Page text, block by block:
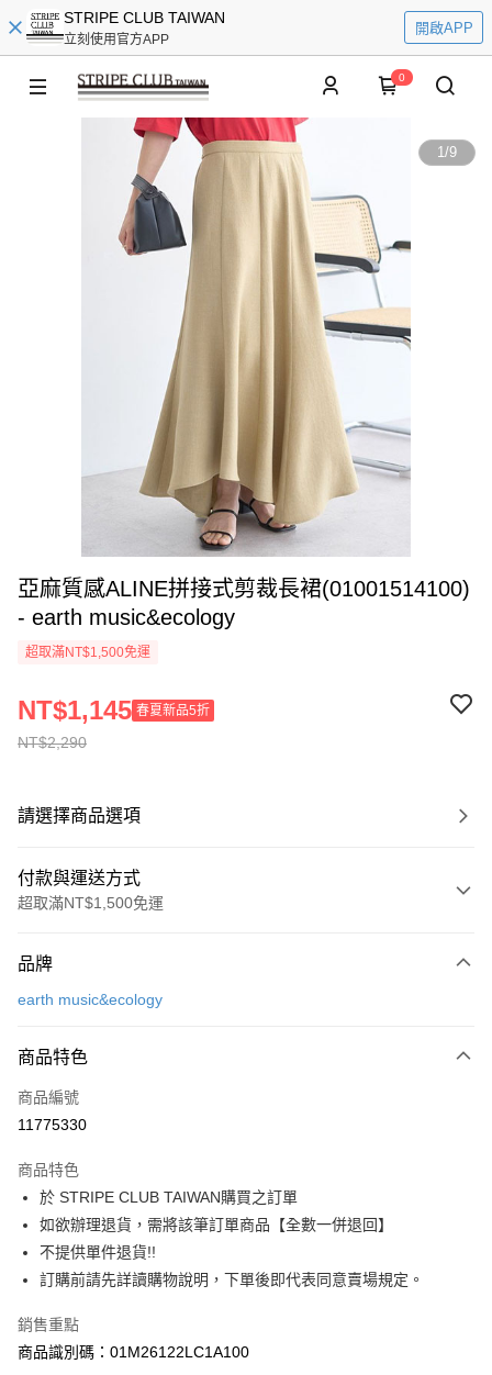
STRIPE CLUB TAIWAN
立刻使用官方APP
開啟APP
0
1/9
亞麻質感ALINE拼接式剪裁長裙(01001514100)
- earth music&ecology
超取滿NT$1,500免運
NT$2,290
NT$1,145 春夏新品5折
請選擇商品選項
付款與運送方式
超取滿NT$1,500免運
信用卡一次付款
3 期 0 利率 每期
合作金庫商業銀行
上海商業儲蓄銀行
臺灣中小企業銀行
匯豐（台灣）商業銀行
華泰商業銀行
聯邦商業銀行
遠東國際商業銀行
元大商業銀行
玉山商業銀行
星展（台灣）商業銀行
台灣樂天信用卡公司
超商取貨付款
LINE Pay
Apple Pay
街口支付
悠遊付
大哥付你分期
相關說明
品牌
earth music&ecology
商品特色
商品編號
11775330
商品特色
於 STRIPE CLUB TAIWAN購買之訂單
如欲辦理退貨，需將該筆訂單商品【全數一併退回】
不提供單件退貨!!
訂購前請先詳讀購物說明，下單後即代表同意賣場規定。
銷售重點
商品識別碼：01M26122LC1A100